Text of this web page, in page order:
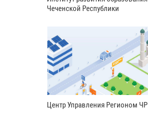
Чеченской Республики
Центр Управления Регионом ЧР